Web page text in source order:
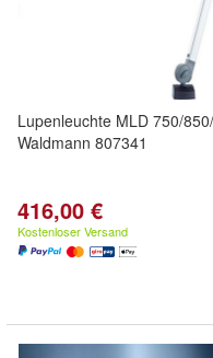
Lupenleuchte MLD 750/
Waldmann 807341
416,00 €
Kostenloser Versand